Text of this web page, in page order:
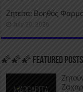
Ζητείται Βοηθός
July 30, 2026
🌠🌠🌠 FEATURED